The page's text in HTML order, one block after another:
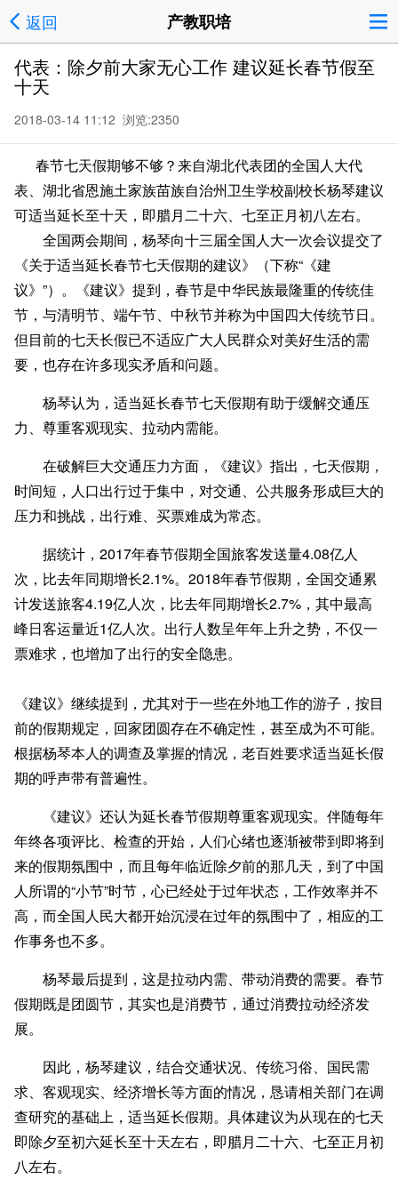
返回 产教职培
代表：除夕前大家无心工作 建议延长春节假至
十天
2018-03-14 11:12 浏览:2350
春节七天假期够不够？来自湖北代表团的全国人大代
表、湖北省恩施土家族苗族自治州卫生学校副校长杨琴建议
可适当延长至十天，即腊月二十六、七至正月初八左右。
全国两会期间，杨琴向十三届全国人大一次会议提交了
《关于适当延长春节七天假期的建议》（下称“《建
议》”）。《建议》提到，春节是中华民族最隆重的传统佳
节，与清明节、端午节、中秋节并称为中国四大传统节日。
但目前的七天长假已不适应广大人民群众对美好生活的需
要，也存在许多现实矛盾和问题。
杨琴认为，适当延长春节七天假期有助于缓解交通压
力、尊重客观现实、拉动内需能。
在破解巨大交通压力方面，《建议》指出，七天假期，
时间短，人口出行过于集中，对交通、公共服务形成巨大的
压力和挑战，出行难、买票难成为常态。
据统计，2017年春节假期全国旅客发送量4.08亿人
次，比去年同期增长2.1%。2018年春节假期，全国交通累
计发送旅客4.19亿人次，比去年同期增长2.7%，其中最高
峰日客运量近1亿人次。出行人数呈年年上升之势，不仅一
票难求，也增加了出行的安全隐患。
《建议》继续提到，尤其对于一些在外地工作的游子，按目
前的假期规定，回家团圆存在不确定性，甚至成为不可能。
根据杨琴本人的调查及掌握的情况，老百姓要求适当延长假
期的呼声带有普遍性。
《建议》还认为延长春节假期尊重客观现实。伴随每年
年终各项评比、检查的开始，人们心绪也逐渐被带到即将到
来的假期氛围中，而且每年临近除夕前的那几天，到了中国
人所谓的“小节”时节，心已经处于过年状态，工作效率并不
高，而全国人民大都开始沉浸在过年的氛围中了，相应的工
作事务也不多。
杨琴最后提到，这是拉动内需、带动消费的需要。春节
假期既是团圆节，其实也是消费节，通过消费拉动经济发
展。
因此，杨琴建议，结合交通状况、传统习俗、国民需
求、客观现实、经济增长等方面的情况，恳请相关部门在调
查研究的基础上，适当延长假期。具体建议为从现在的七天
即除夕至初六延长至十天左右，即腊月二十六、七至正月初
八左右。